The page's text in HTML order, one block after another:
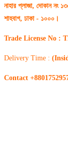
নাহার প্লাজা, দোকান নং
শাহবাগ, ঢাকা - ১০০০।
Trade License No :
Delivery Time :
Contact